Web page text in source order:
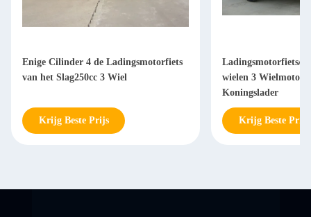
Enige Cilinder 4 de Ladingsmotorfiets
van het Slag250cc 3 Wiel
Krijg Beste Prijs
Ladingsmotorfiets/
wielen 3
Koningslader
Krijg Beste Prijs